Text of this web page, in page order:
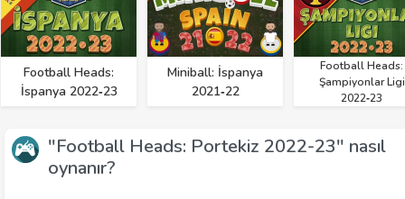
Football Heads:
İspanya 2022‑23
Miniball: İspanya
2021‑22
Football Heads:
Şampiyonlar Ligi
2022‑23
"Football Heads: Portekiz 2022-23" nasıl
oynanır?